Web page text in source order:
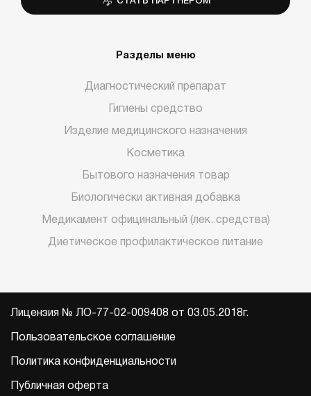
Разделы меню
Диагностический препарат
Гигиены средство
Изделие медицинского назначения
Косметика
Бытового назначения товар
Биологически активная добавка
Медикамент официнальный (лек. средства)
Диетическое профилактическое питание
Лицензия № ЛО-77-02-009408 от 03.05.2018г.
Пользовательское соглашение
Политика конфиденциальности
Публичная оферта